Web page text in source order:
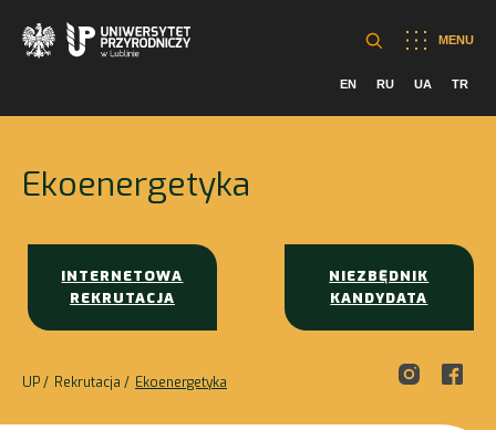
MENU
EN RU UA TR
Ekoenergetyka
INTERNETOWA
REKRUTACJA
NIEZBĘDNIK
KANDYDATA
UP Rekrutacja Ekoenergetyka